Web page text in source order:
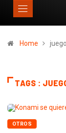
Home
TAGS :
OTROS